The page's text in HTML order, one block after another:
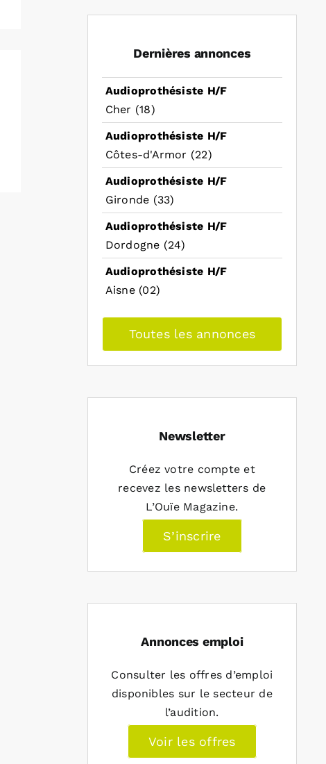
Dernières annonces
Audioprothésiste H/F
Cher (18)
Audioprothésiste H/F
Côtes-d'Armor (22)
Audioprothésiste H/F
Gironde (33)
Audioprothésiste H/F
Dordogne (24)
Audioprothésiste H/F
Aisne (02)
Toutes les annonces
Newsletter
Créez votre compte et
recevez les newsletters de
L’Ouïe Magazine.
S’inscrire
Annonces emploi
Consulter les offres d’emploi
disponibles sur le secteur de
l’audition.
Voir les offres